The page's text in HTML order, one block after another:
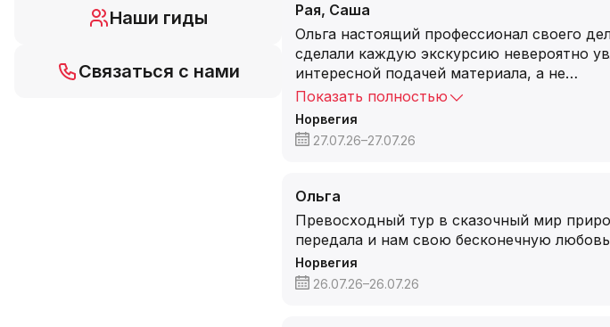
Наши гиды
Связаться с нами
Рая, Саша
Ольга настоящий профессионал своего
сделали каждую экскурсию невероятно
интересной подачей материала, а не…
Показать полностью
Норвегия
27.07.26–27.07.26
Ольга
Превосходный тур в сказочный мир
передала и нам свою бесконечную
Норвегия
26.07.26–26.07.26